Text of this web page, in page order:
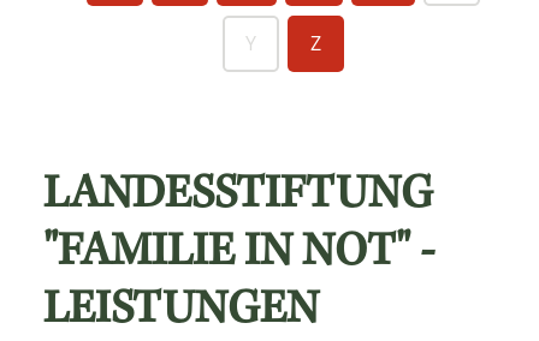
Y Z
LANDESSTIFTUNG
"FAMILIE IN NOT" -
LEISTUNGEN